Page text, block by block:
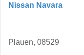
Nissan Navara
Plauen, 08529